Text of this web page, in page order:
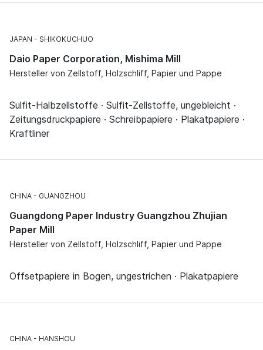
JAPAN SHIKOKUCHUO
Daio Paper Corporation, Mishima Mill
Hersteller von Zellstoff, Holzschliff, Papier und Pappe
Sulfit-Halbzellstoffe · Sulfit-Zellstoffe, ungebleicht ·
Zeitungsdruckpapiere · Schreibpapiere · Plakatpapiere ·
Kraftliner
CHINA GUANGZHOU
Guangdong Paper Industry Guangzhou Zhujian
Paper Mill
Hersteller von Zellstoff, Holzschliff, Papier und Pappe
Offsetpapiere in Bogen, ungestrichen · Plakatpapiere
CHINA HANSHOU